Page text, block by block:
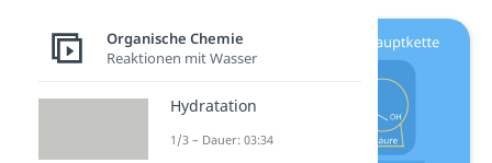
Organische Chemie
Reaktionen mit Wasser
Hydratation
1/3 – Dauer: 03:34